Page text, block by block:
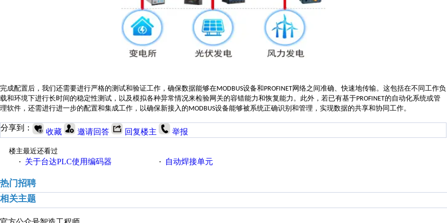
完成配置后，我们还需要进行严格的测试和验证工作，确保数据能够在MODBUS设备和 PROFINET网络之间准确、快速地传输。这包括在不同工作负
载和环境下进行长时间的稳定性测试，以及模拟各种异常情况来检验网关的容错能力和恢复能力。此外，若已有基于PROFINET的自动化系统或管
理软件，还需进行进一步的配置和集成工作，以确保新接入的MODBUS设备能够被系统正确识别和管理，实现数据的共享和协同工作。
分享到： 收藏 邀请回答 回复楼主 举报
楼主最近还看过
·
关于台达PLC使用编码器 · 自动焊接单元
热门招聘
相关主题